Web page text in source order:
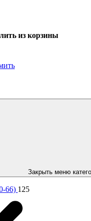
из корзины
Закрыть меню
66) 125